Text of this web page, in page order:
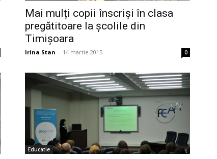
Mai mulți copii înscriși în clasa
pregătitoare la școlile din
Timișoara
Irina Stan - 14 martie 2015 0
Educatie